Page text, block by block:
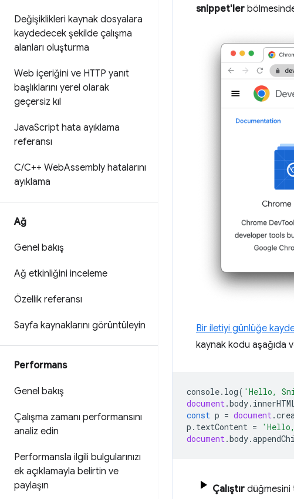
Değişiklikleri kaynak dosyalara
kaydedecek şekilde çalışma
alanları oluşturma
Web içeriğini ve HTTP yanıt
başlıklarını yerel olarak
geçersiz kıl
JavaScript hata ayıklama
referansı
C/C++ WebAssembly hatalarını
ayıklama
Ağ
Genel bakış
Ağ etkinliğini inceleme
Özellik referansı
Sayfa kaynaklarını görüntüleyin
Performans
Genel bakış
Çalışma zamanı performansını
analiz edin
Performansla ilgili bulgularınızı
ek açıklamayla belirtin ve
paylaşın
snippet'ler
Bir iletiyi günlüğe
kaynak kodu aşağıda
console. log( 'Hello,
document.body.
const p = document.
p . textContent =
document.body.
Çalıştır düğmesini